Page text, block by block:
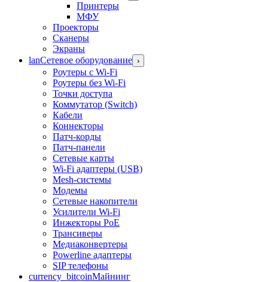
Принтеры
МФУ
Проекторы
Сканеры
Экраны
lanСетевое оборудование ›
Роутеры с Wi-Fi
Роутеры без Wi-Fi
Точки доступа
Коммутатор (Switch)
Кабели
Коннекторы
Патч-корды
Патч-панели
Сетевые карты
Wi-Fi адаптеры (USB)
Mesh-системы
Модемы
Сетевые накопители
Усилители Wi-Fi
Инжекторы PoE
Трансиверы
Медиаконвертеры
Powerline адаптеры
SIP телефоны
currency_bitcoinМайнинг